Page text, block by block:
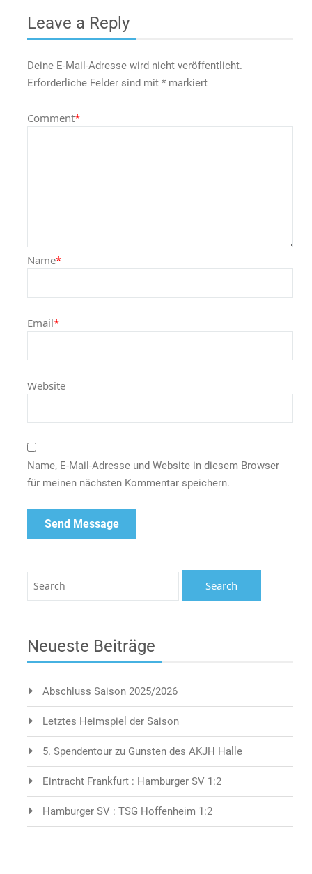
Leave a Reply
Deine E-Mail-Adresse wird nicht veröffentlicht.
Erforderliche Felder sind mit * markiert
Comment*
Name*
Email*
Website
Name, E-Mail-Adresse und Website in diesem Browser
für meinen nächsten Kommentar speichern.
Neueste Beiträge
Abschluss Saison 2025/2026
Letztes Heimspiel der Saison
5. Spendentour zu Gunsten des AKJH Halle
Eintracht Frankfurt : Hamburger SV 1:2
Hamburger SV : TSG Hoffenheim 1:2